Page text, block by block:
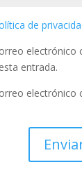
de
electrónico
entrada.
electrónico